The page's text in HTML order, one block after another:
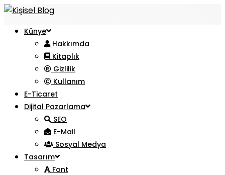
Künye
Hakkımda
Kitaplık
Gizlilik
Kullanım
E-Ticaret
Dijital Pazarlama
SEO
E-Mail
Sosyal Medya
Tasarım
Font